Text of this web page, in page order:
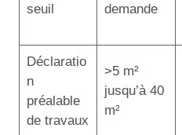
seuil
demande
Déclaratio
n
préalable
de travaux
>5 m²
jusqu’à 40
m²